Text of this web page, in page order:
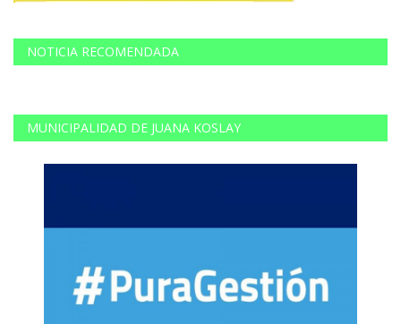
NOTICIA RECOMENDADA
MUNICIPALIDAD DE JUANA KOSLAY